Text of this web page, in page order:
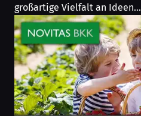
großartige Vielfalt an Ideen…